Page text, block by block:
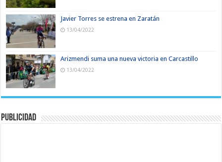
Javier Torres se estrena en Zaratán
13/04/2022
Arizmendi suma una nueva victoria en Carcastillo
13/04/2022
Publicidad